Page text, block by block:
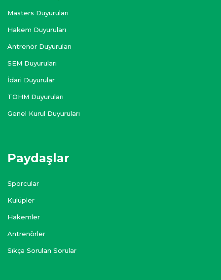
Masters Duyuruları
Hakem Duyuruları
Antrenör Duyuruları
SEM Duyuruları
İdari Duyurular
TOHM Duyuruları
Genel Kurul Duyuruları
Paydaşlar
Sporcular
Kulüpler
Hakemler
Antrenörler
Sıkça Sorulan Sorular